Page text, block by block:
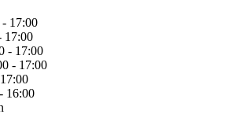
- 17:00
17:00
- 17:00
- 17:00
16:00